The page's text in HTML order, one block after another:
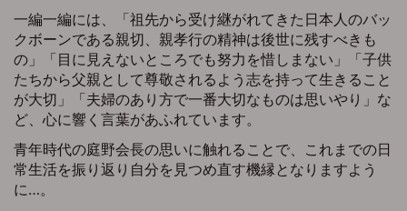
一編一編には、「祖先から受け継がれてきた日本人のバッ
クボーンである親切、親孝行の精神は後世に残すべきも
の」「目に見えないところでも努力を惜しまない」「子供
たちから父親として尊敬されるよう志を持って生きること
が大切」「夫婦のあり方で一番大切なものは思いやり」な
ど、心に響く言葉があふれています。
青年時代の庭野会長の思いに触れることで、これまでの日
常生活を振り返り自分を見つめ直す機縁となりますよう
に…。